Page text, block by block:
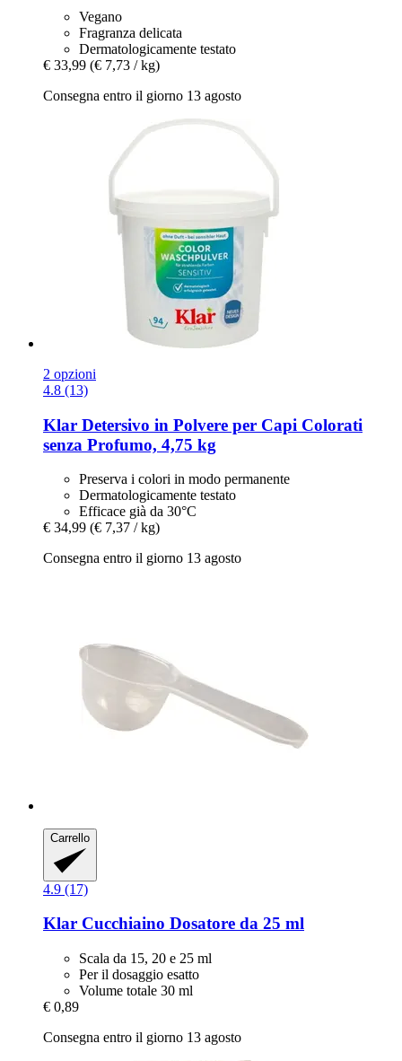
Vegano
Fragranza delicata
Dermatologicamente testato
€ 33,99 (€ 7,73 / kg)
Consegna entro il giorno 13 agosto
2 opzioni
4.8 (13)
Klar Detersivo in Polvere per Capi Colorati
senza Profumo, 4,75 kg
Preserva i colori in modo permanente
Dermatologicamente testato
Efficace già da 30°C
€ 34,99 (€ 7,37 / kg)
Consegna entro il giorno 13 agosto
Carrello
4.9 (17)
Klar Cucchiaino Dosatore da 25 ml
Scala da 15, 20 e 25 ml
Per il dosaggio esatto
Volume totale 30 ml
€ 0,89
Consegna entro il giorno 13 agosto